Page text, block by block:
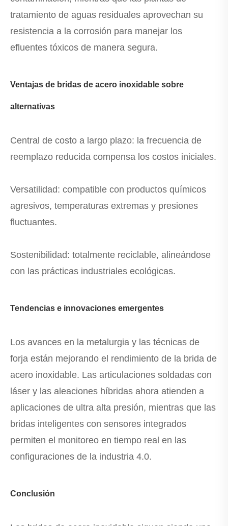
tratamiento de aguas residuales aprovechan su
resistencia a la corrosión para manejar los
efluentes tóxicos de manera segura.
Ventajas de bridas de acero inoxidable sobre
alternativas
Central de costo a largo plazo: la frecuencia de
reemplazo reducida compensa los costos iniciales.
Versatilidad: compatible con productos químicos
agresivos, temperaturas extremas y presiones
fluctuantes.
Sostenibilidad: totalmente reciclable, alineándose
con las prácticas industriales ecológicas.
Tendencias e innovaciones emergentes
Los avances en la metalurgia y las técnicas de
forja están mejorando el rendimiento de la brida de
acero inoxidable. Las articulaciones soldadas con
láser y las aleaciones híbridas ahora atienden a
aplicaciones de ultra alta presión, mientras que las
bridas inteligentes con sensores integrados
permiten el monitoreo en tiempo real en las
configuraciones de la industria 4.0.
Conclusión